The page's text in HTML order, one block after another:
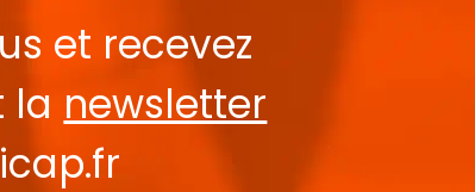
et recevez
la newsletter